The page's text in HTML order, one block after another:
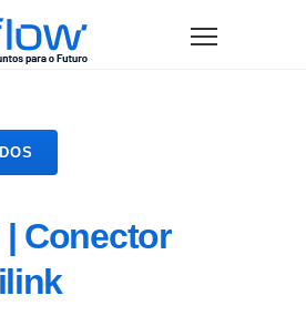
| Conector